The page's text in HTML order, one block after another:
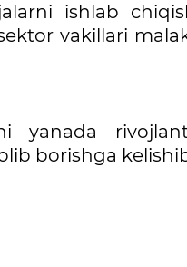
ishlab
vakillari
yanada
borishga